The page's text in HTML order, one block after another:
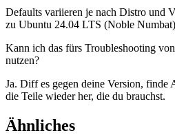
Defaults variieren je nach Distro und
zu Ubuntu 24.04 LTS (Noble
Kann ich das fürs Troubleshooting
nutzen?
Ja. Diff es gegen deine Version, finde
die Teile wieder her, die du brauchst.
Ähnliches